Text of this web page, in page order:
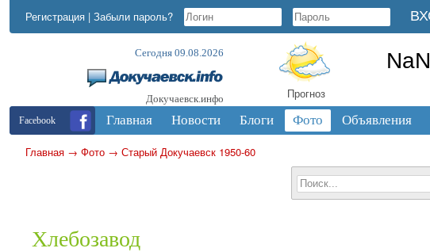
Регистрация | Забыли пароль?
Сегодня 09.08.2026
Докучаевск.инфо Прогноз
Facebook Главная Новости Блоги Фото Объявления
Главная → Фото → Старый Докучаевск 1950-60
Хлебозавод